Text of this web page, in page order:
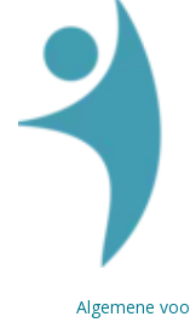
Algemene